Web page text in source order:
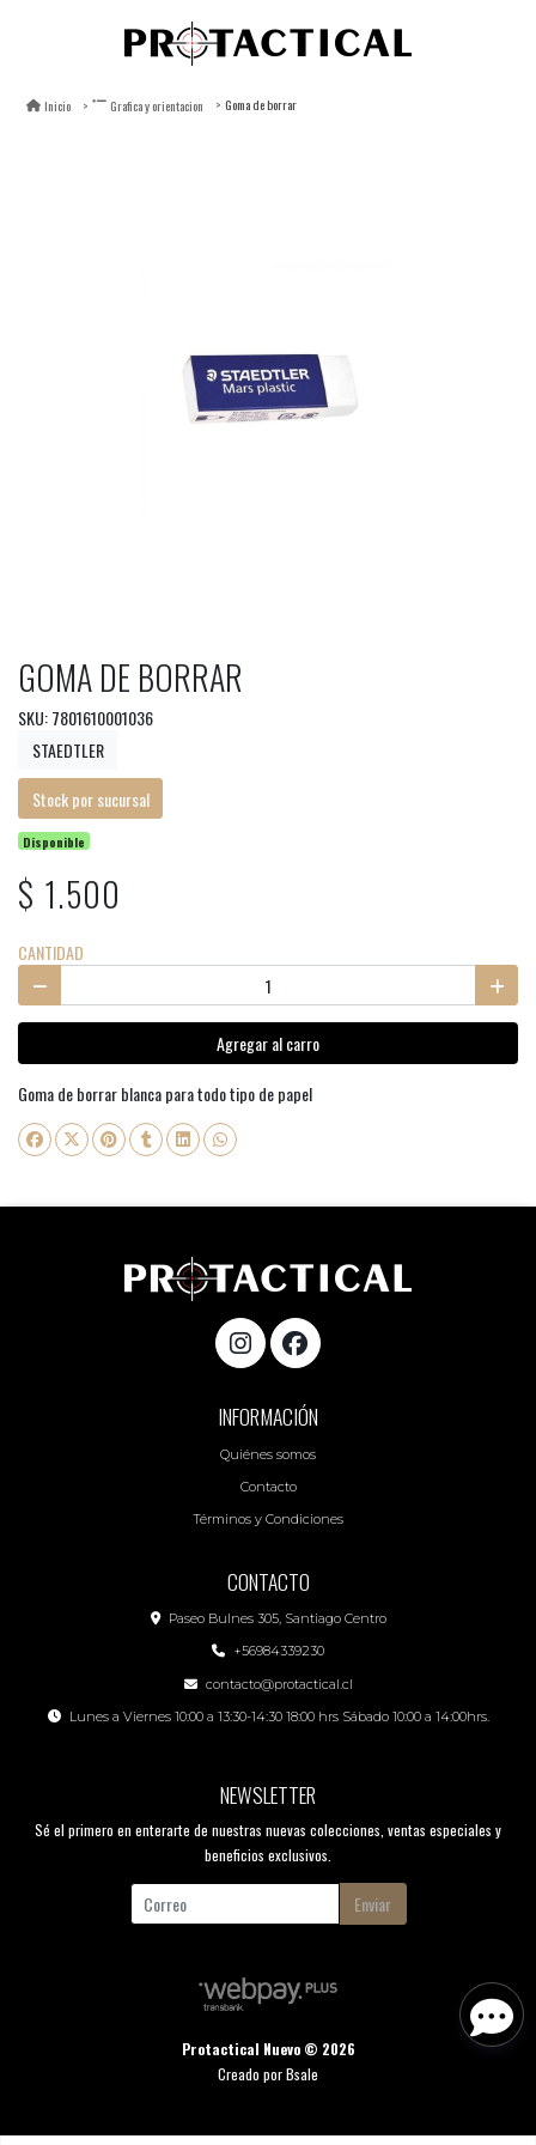
Inicio Grafica y orientacion Goma de borrar
GOMA DE BORRAR
SKU: 7801610001036
STAEDTLER
Stock por sucursal
Disponible
$ 1.500
CANTIDAD
Agregar al carro
Goma de borrar blanca para todo tipo de papel
INFORMACIÓN
Quiénes somos
Contacto
Términos y Condiciones
CONTACTO
Paseo Bulnes 305, Santiago Centro
+56984339230
contacto@protactical.cl
Lunes a Viernes 10:00 a 13:30-14:30 18:00 hrs Sábado 10:00 a 14:00hrs.
NEWSLETTER
Sé el primero en enterarte de nuestras nuevas colecciones, ventas especiales y
beneficios exclusivos.
Enviar
Protactical Nuevo © 2026
Creado porBsale